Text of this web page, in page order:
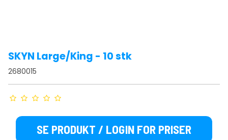
SKYN Large/King - 10 stk
2680015
SE PRODUKT / LOGIN FOR PRISER